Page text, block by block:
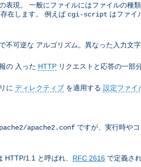
現。 一般にファイルにはファイルの
在します。 例えば cgi-script はファイ
可逆な アルゴリズム。異なった入力文
の 入った HTTP リクエストと応答の一部分
に ディレクティブ を適用する 設定ファイ
apache2.conf ですが、実行時や
1.1 と呼ばれ、 RFC 2616 で定義さ